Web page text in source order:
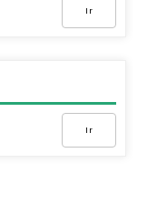
Ir
Ir